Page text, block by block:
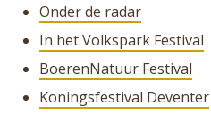
Onder de radar
In het Volkspark Festival
BoerenNatuur Festival
Koningsfestival Deventer